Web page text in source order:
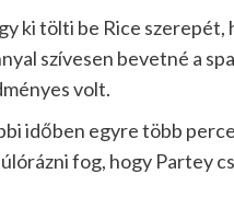
ki tölti be Rice
szívesen bevetné a
volt.
időben egyre több
fog, hogy Partey